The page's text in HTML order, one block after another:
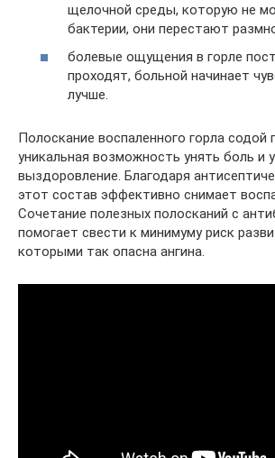
щелочной среды, которую не
бактерии, они перестают
болевые ощущения в горле
проходят, больной начинает
лучше.
Полоскание воспаленного горла содой
уникальная возможность унять боль и
выздоровление. Благодаря
этот состав эффективно снимает
Сочетание полезных полосканий с
помогает свести к минимуму риск
которыми так опасна ангина.